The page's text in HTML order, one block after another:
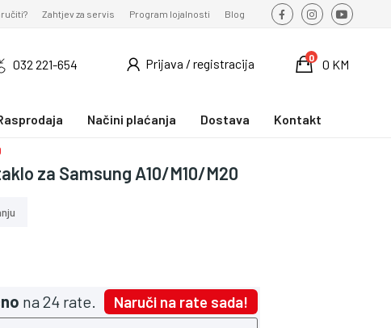
Zahtjev za servis Program lojalnosti Blog
032 221-654 Prijava / registracija 0 KM
0
Načini plaćanja Dostava Kontakt
za Samsung A10/M10/M20
na 24 rate. Naruči na rate sada!